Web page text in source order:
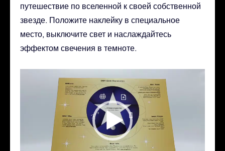
путешествие по вселенной к своей собственной
звезде. Положите наклейку в специальное
место, выключите свет и наслаждайтесь
эффектом свечения в темноте.